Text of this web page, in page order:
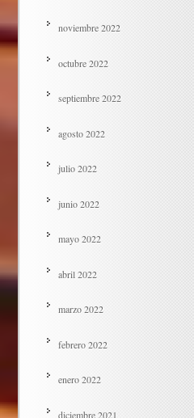
noviembre 2022
octubre 2022
septiembre 2022
agosto 2022
julio 2022
junio 2022
mayo 2022
abril 2022
marzo 2022
febrero 2022
enero 2022
diciembre 2021